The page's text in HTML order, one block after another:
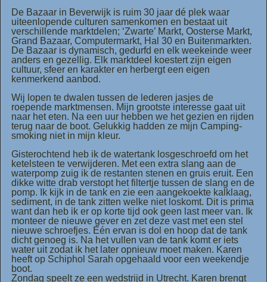
De Bazaar in Beverwijk is ruim 30 jaar dé plek waar
uiteenlopende culturen samenkomen en bestaat uit
verschillende marktdelen; ‘Zwarte’ Markt, Oosterse Markt,
Grand Bazaar, Computermarkt, Hal 30 en Buitenmarkten.
De Bazaar is dynamisch, gedurfd en elk weekeinde weer
anders en gezellig. Elk marktdeel koestert zijn eigen
cultuur, sfeer en karakter en herbergt een eigen
kenmerkend aanbod.
Wij lopen te dwalen tussen de lederen jasjes de
roepende marktmensen. Mijn grootste interesse gaat uit
naar het eten. Na een uur hebben we het gezien en rijden
terug naar de boot. Gelukkig hadden ze mijn Camping-
smoking niet in mijn kleur.
Gisterochtend heb ik de watertank losgeschroefd om het
ketelsteen te verwijderen. Met een extra slang aan de
waterpomp zuig ik de restanten stenen en gruis eruit. Een
dikke witte drab verstopt het filtertje tussen de slang en de
pomp. Ik kijk in de tank en zie een aangekoekte kalklaag,
sediment, in de tank zitten welke niet loskomt. Dit is prima
want dan heb ik er op korte tijd ook geen last meer van. Ik
monteer de nieuwe gever en zet deze vast met een stel
nieuwe schroefjes. Eén ervan is dol en hoop dat de tank
dicht genoeg is. Na het vullen van de tank komt er iets
water uit zodat ik het later opnieuw moet maken. Karen
heeft op Schiphol Sarah opgehaald voor een weekendje
boot.
Zondag speelt ze een wedstrijd in Utrecht. Karen brengt